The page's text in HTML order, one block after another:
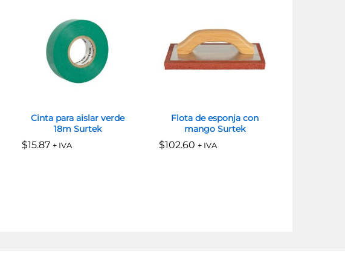
Cinta para aislar verde
18m Surtek
$15.87 + IVA
$15.87
Flota de esponja con
mango Surtek
$102.60 + IVA
$102.60